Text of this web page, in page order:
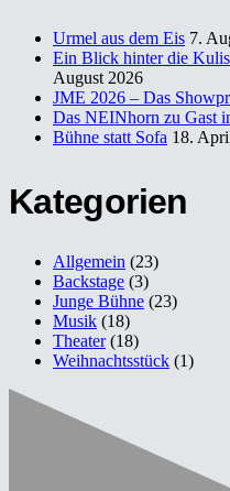
Urmel aus dem Eis 7.
Ein Blick hinter die
August 2026
JME 2026 – Das
Das NEINhorn zu Gast
Bühne statt Sofa 18.
Kategorien
Allgemein (23)
Backstage (3)
Junge Bühne (23)
Musik (18)
Theater(18)
Weihnachtsstück (1)